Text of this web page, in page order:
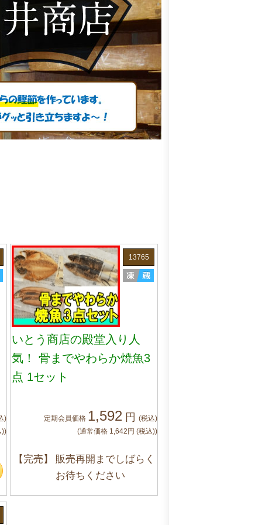
)
))
13765
いとう商店の殿堂入り人
気！ 骨までやわらか焼魚3
点 1セット
定期会員価格 1,592 円(税込)
(通常価格 1,642 円(税込))
【完売】
販売再開までしばらく
お待ちください